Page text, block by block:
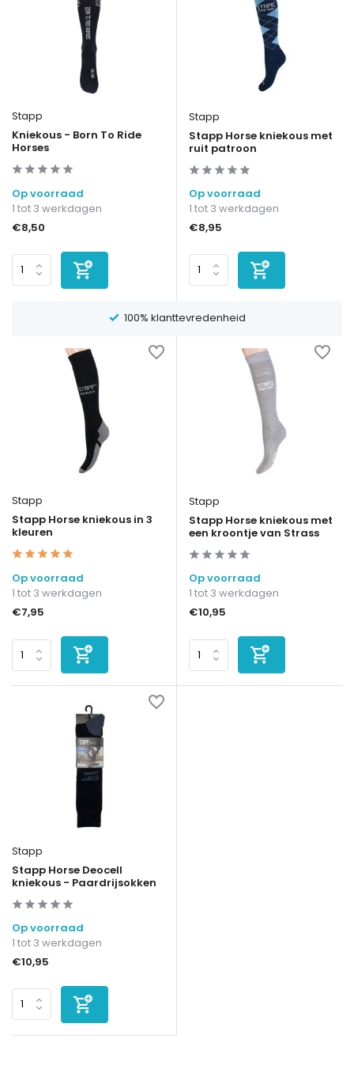
Stapp
Kniekous - Born To Ride
Horses
Op voorraad
1 tot 3 werkdagen
€8,50
Stapp
Stapp Horse kniekous met
ruit patroon
Op voorraad
1 tot 3 werkdagen
€8,95
100% klanttevredenheid
Stapp
Stapp Horse kniekous in 3
kleuren
Op voorraad
1 tot 3 werkdagen
€7,95
Stapp
Stapp Horse kniekous met
een kroontje van Strass
Op voorraad
1 tot 3 werkdagen
€10,95
Stapp
Stapp Horse Deocell
kniekous - Paardrijsokken
Op voorraad
1 tot 3 werkdagen
€10,95